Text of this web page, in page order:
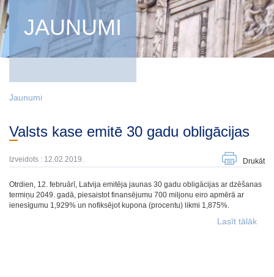
JAUNUMI
Jaunumi
Valsts kase emitē 30 gadu obligācijas
Izveidots : 12.02.2019. Drukāt
Otrdien, 12. februārī, Latvija emitēja jaunas 30 gadu obligācijas ar dzēšanas
termiņu 2049. gadā, piesaistot finansējumu 700 miljonu eiro apmērā ar
ienesīgumu 1,929% un nofiksējot kupona (procentu) likmi 1,875%.
Lasīt tālāk